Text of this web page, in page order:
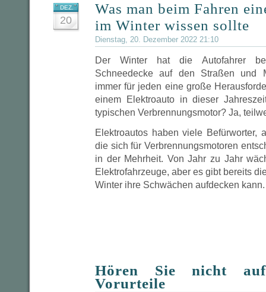
DEZ.
20
Was man beim Fahren
im Winter wissen sollte
Dienstag, 20. Dezember 2022 21:10
Der Winter hat die Autofahrer
Schneedecke auf den Straßen und
immer für jeden eine große
einem Elektroauto in dieser
typischen Verbrennungsmotor? Ja,
Elektroautos haben viele Befürworter,
die sich für Verbrennungsmotoren
in der Mehrheit. Von Jahr zu Jahr
Elektrofahrzeuge, aber es gibt bereits
Winter ihre Schwächen aufdecken
Hören Sie nicht
Vorurteile